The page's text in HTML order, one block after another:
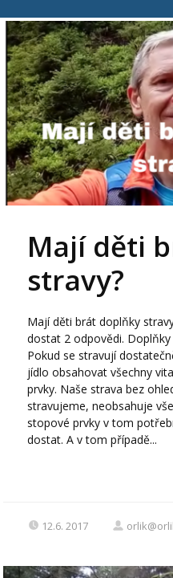
Mají děti
stravy?
Mají děti brát doplňky
dostat 2 odpovědi.
Pokud se stravují
jídlo obsahovat všechny
prvky. Naše strava bez
stravujeme, neobsahuje
stopové prvky v tom
dostat. A v tom případě...
12.6. 2017